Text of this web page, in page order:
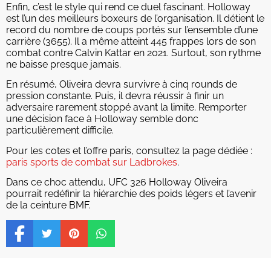
Enfin, c’est le style qui rend ce duel fascinant. Holloway
est l’un des meilleurs boxeurs de l’organisation. Il détient le
record du nombre de coups portés sur l’ensemble d’une
carrière (3655). Il a même atteint 445 frappes lors de son
combat contre Calvin Kattar en 2021. Surtout, son rythme
ne baisse presque jamais.
En résumé, Oliveira devra survivre à cinq rounds de
pression constante. Puis, il devra réussir à finir un
adversaire rarement stoppé avant la limite. Remporter
une décision face à Holloway semble donc
particulièrement difficile.
Pour les cotes et l’offre paris, consultez la page dédiée :
paris sports de combat sur Ladbrokes.
Dans ce choc attendu, UFC 326 Holloway Oliveira
pourrait redéfinir la hiérarchie des poids légers et l’avenir
de la ceinture BMF.